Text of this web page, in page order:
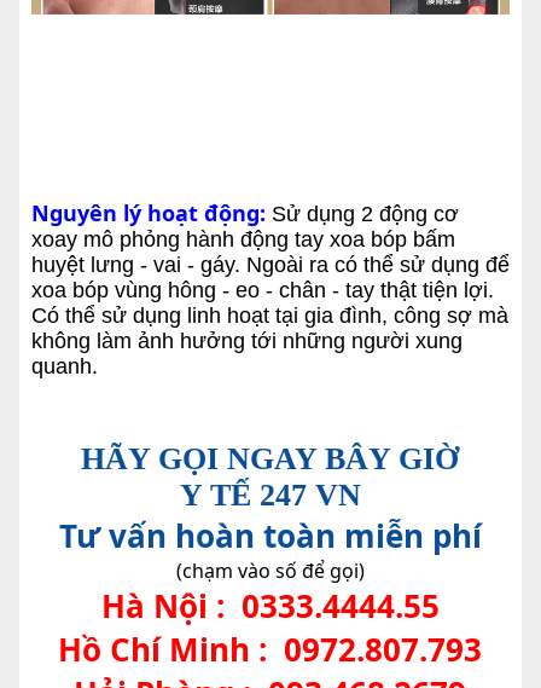
Nguyên lý hoạt động: Sử dụng 2 động cơ
xoay mô phỏng hành động tay xoa bóp bấm
huyệt lưng - vai - gáy. Ngoài ra có thể sử dụng để
xoa bóp vùng hông - eo - chân - tay thật tiện lợi.
Có thể sử dụng linh hoạt tại gia đình, công sợ mà
không làm ảnh hưởng tới những người xung
quanh.
HÃY GỌI NGAY BÂY GIỜ
Y TẾ 247 VN
Tư vấn hoàn toàn miễn phí
(chạm vào số để gọi)
Hà Nội : 0333.4444.55
Hồ Chí Minh : 0972.807.793